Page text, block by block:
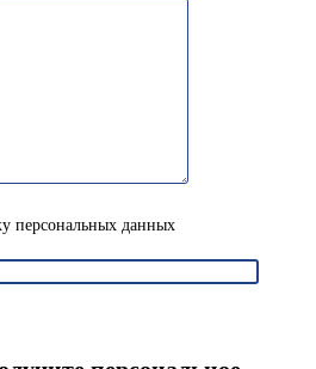
персональных данных